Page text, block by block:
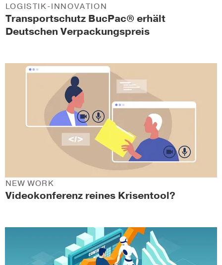
Transportschutz BucPac® erhält
Deutschen Verpackungspreis
LOGISTIK-INNOVATION
Videokonferenz reines Krisentool?
NEW WORK